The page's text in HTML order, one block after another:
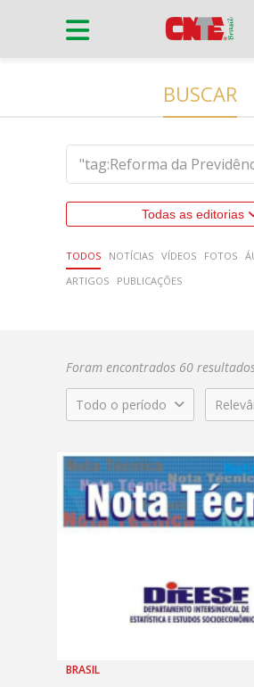
BUSCAR
Todas as editorias
TODOS NOTÍCIAS VÍDEOS FOTOS
ARTIGOS
PUBLICAÇÕES
Foram encontrados 60
Todo o período
BRASIL